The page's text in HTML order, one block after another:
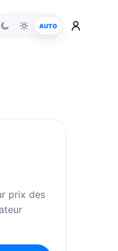
AUTO
prix des